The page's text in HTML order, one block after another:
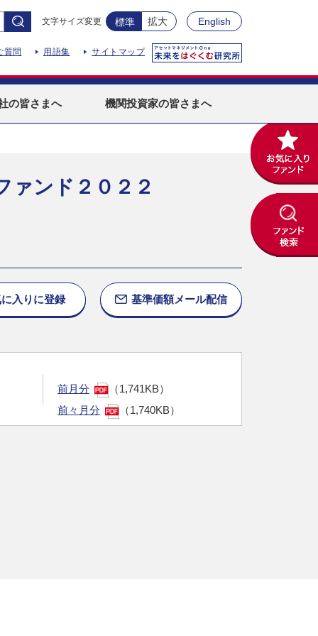
文字サイズ変更 標準 拡大 English
質問 用語集 サイトマップ
の皆さまへ 機関投資家の皆さまへ
ァンド２０２２
入りに登録 基準価額メール配信
前月分
（1,741KB）
前々月分
（1,740KB）